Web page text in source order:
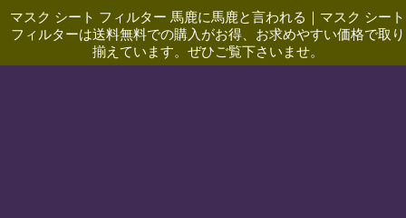
マスク シート フィルター 馬鹿に馬鹿と言われる ｜ マスク シート
フィルターは送料無料での購入がお得、お求めやすい価格で取り
揃えています。ぜひご覧下さいませ。